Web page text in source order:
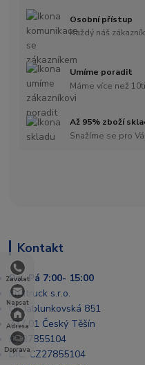
Zavolat
Napsat
Adresa
Doprava
Osobní přístup
Každý náš
Umíme poradit
Máme více než
Až 95% zboží
Snažíme se pro
Kontakt
Po- Pá 7:00- 15:00
Enatruck s.r.o.
Ul. Jablunkovská 851
737 01 Český Těšín
IČ: 27855104
DIČ: CZ27855104